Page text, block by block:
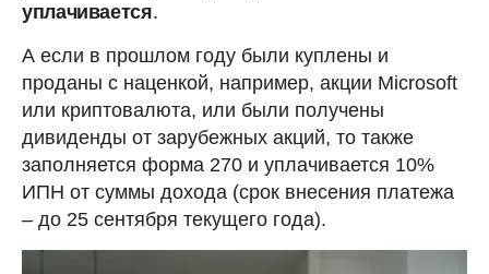
уплачивается.
А если в прошлом году были куплены и
проданы с наценкой, например, акции Microsoft
или криптовалюта, или были получены
дивиденды от зарубежных акций, то также
заполняется форма 270 и уплачивается 10%
ИПН от суммы дохода (срок внесения платежа
– до 25 сентября текущего года).